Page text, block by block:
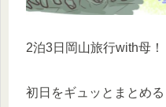
2泊3日岡山旅行with母！
初日をギュッとまとめ